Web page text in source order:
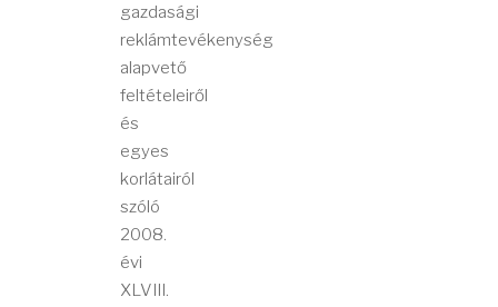
gazdasági
reklámtevékenység
alapvető
feltételeiről
és
egyes
korlátairól
szóló
2008.
évi
XLVIII.